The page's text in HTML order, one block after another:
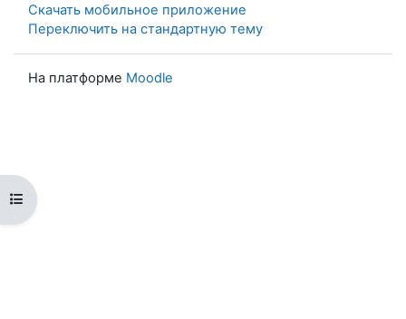
Открыть оглавление курса
Скачать мобильное приложение
Переключить на стандартную тему
На платформе Moodle